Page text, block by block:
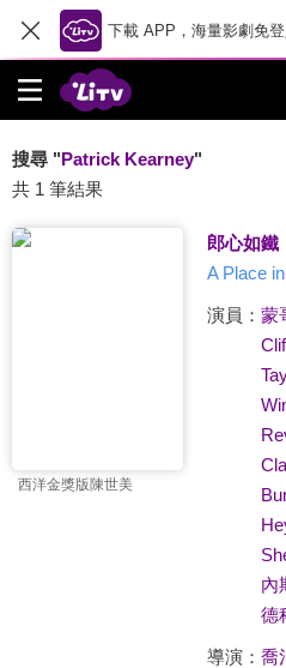
下載 APP，海量影劇免
搜尋 "Patrick Kearney"
共 1 筆結果
西洋金獎版陳世美
郎心如鐵
A Place
演員： 蒙
內
德
導演： 喬